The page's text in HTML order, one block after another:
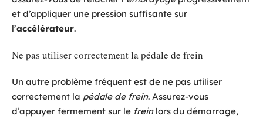
et d’appliquer une pression suffisante sur
l’accélérateur.
Ne pas utiliser correctement la pédale de frein
Un autre problème fréquent est de ne pas utiliser
correctement la pédale de frein. Assurez-vous
d’appuyer fermement sur le freinlors du démarrage,